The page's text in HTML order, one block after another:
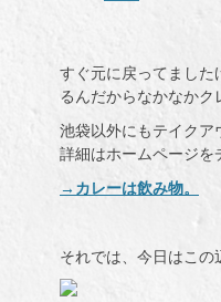
すぐ元に戻ってました
るんだからなかなかク
池袋以外にもテイクア
詳細はホームページを
→ カレーは飲み物。
それでは、今日はこの